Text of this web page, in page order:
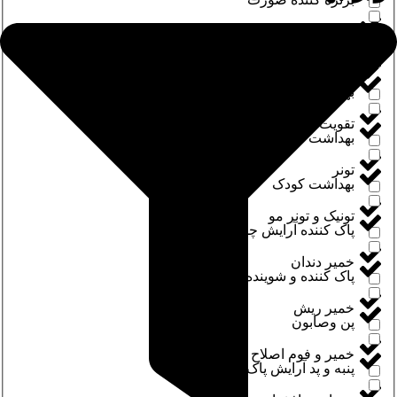
درد
کننده ناخن
مژه و ابرو
و تونر مو
دندان
ریش
و فوم اصلاح
آقایان
بانوان
شخصی
کودک
کننده آرایش چشم
کننده و شوینده
وصابون
و پد آرایش پاک کن